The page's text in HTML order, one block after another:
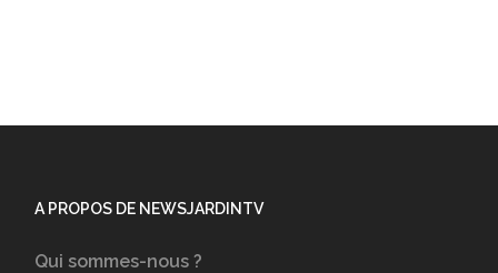
A PROPOS DE NEWSJARDINTV
Qui sommes-nous ?